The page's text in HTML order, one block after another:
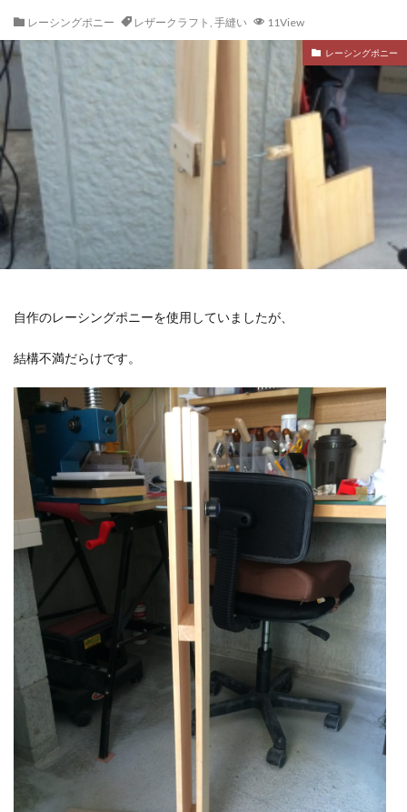
レーシングポニー レザークラフト , 手縫い 11View
レーシングポニー
自作のレーシングポニーを使用していましたが、
結構不満だらけです。